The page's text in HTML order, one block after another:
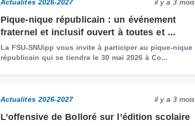
Actualités 2026-2027 il y a 3 mois
Pique-nique républicain : un événement
fraternel et inclusif ouvert à toutes et ...
La FSU-SNUipp vous invite à participer au pique-nique
républicain qui se tiendra le 30 mai 2026 à Co...
Actualités 2026-2027 il y a 3 mois
L’offensive de Bolloré sur l’édition scolaire